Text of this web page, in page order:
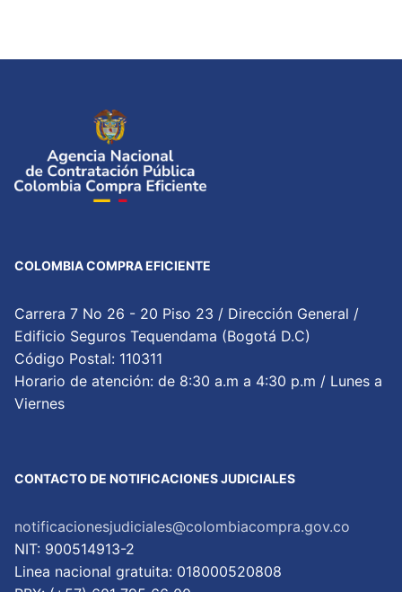
COLOMBIA COMPRA EFICIENTE
Carrera 7 No 26 - 20 Piso 23 / Dirección General /
Edificio Seguros Tequendama (Bogotá D.C)
Código Postal: 110311
Horario de atención: de 8:30 a.m a 4:30 p.m / Lunes a
Viernes
CONTACTO DE NOTIFICACIONES JUDICIALES
notificacionesjudiciales@colombiacompra.gov.co
NIT: 900514913-2
Linea nacional gratuita: 018000520808